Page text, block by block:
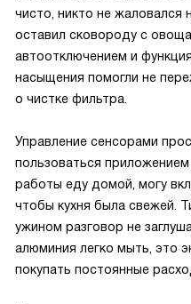
чисто, никто не жаловался
оставил сковороду с
автоотключением и
насыщения помогли не
о чистке фильтра.
Управление сенсорами
пользоваться
работы еду домой, могу
чтобы кухня была свежей.
ужином разговор не
алюминия легко мыть, это
покупать постоянные